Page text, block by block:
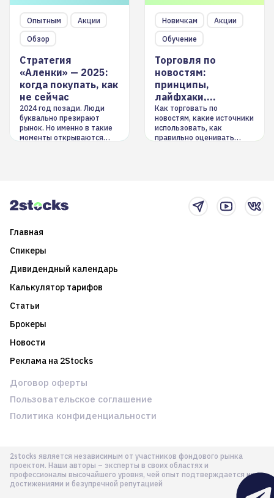
Опытным
Акции
Обзор
Стратегия
«Аленки» — 2025:
когда покупать, как
не сейчас
2024 год позади. Люди
буквально презирают
рынок. Но именно в такие
моменты открываются
Новичкам
Акции
Обучение
Торговля по
новостям:
принципы,
лайфхаки,
инструменты
Как торговать по
новостям, какие источники
использовать, как
правильно оценивать
Главная
Спикеры
Дивидендный календарь
Калькулятор тарифов
Статьи
Брокеры
Новости
Реклама на 2Stocks
2stocks является независимым от участников фондового рынка
проектом. Наши авторы – эксперты в своих областях и
профессионалы высочайшего уровня, чей опыт подтверждается их
достижениями и безупречной репутацией
Договор оферты
Пользовательское соглашение
Политика конфиденциальности